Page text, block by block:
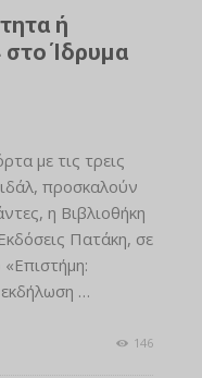
ή
Ίδρυμα
με τις τρεις
προσκαλούν
η Βιβλιοθήκη
Πατάκη, σε
«Επιστήμη:
…
146